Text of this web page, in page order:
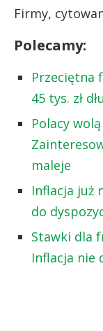
Firmy,
Polecamy:
Przeciętna
45 tys. zł
Polacy
maleje
Inflacja już
do
Stawki dla
Inflacja nie